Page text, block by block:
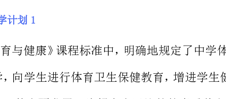
学校遵循“健康第一”的教育指导思想和“育人第一”的宗旨，积